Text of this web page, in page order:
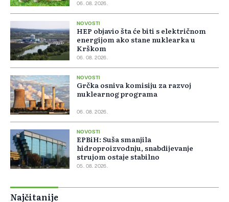
06. 08. 2026.
NOVOSTI
HEP objavio šta će biti s električnom
energijom ako stane nuklearka u
Krškom
06. 08. 2026.
NOVOSTI
Grčka osniva komisiju za razvoj
nuklearnog programa
06. 08. 2026.
NOVOSTI
EPBiH: Suša smanjila
hidroproizvodnju, snabdijevanje
strujom ostaje stabilno
05. 08. 2026.
Najčitanije